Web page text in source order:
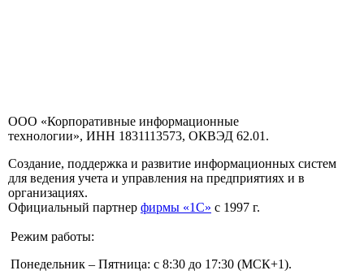
ООО «Корпоративные информационные
технологии», ИНН 1831113573, ОКВЭД 62.01.
Создание, поддержка и развитие информационных систем
для ведения учета и управления на предприятиях и в
организациях.
Официальный партнер фирмы «1С» с 1997 г.
Режим работы:
Понедельник – Пятница: с 8:30 до 17:30 (МСК+1).